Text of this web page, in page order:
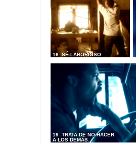
16 SÉ LABORIOSO
19 TRATA DE NO HACER
A LOS DEMÁS…